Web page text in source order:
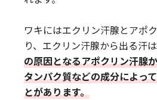
ワキにはエクリン汗腺とアポ
り、エクリン汗腺から出る汗
の原因となるアポクリン汗腺
タンパク質などの成分によっ
とがあります。